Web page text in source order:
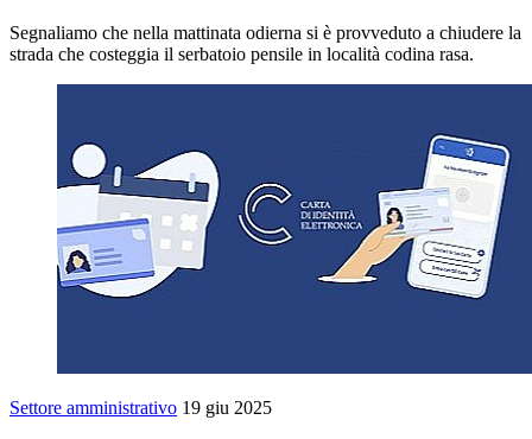
Segnaliamo che nella mattinata odierna si è provveduto a chiudere la
strada che costeggia il serbatoio pensile in località codina rasa.
Settore amministrativo 19 giu 2025